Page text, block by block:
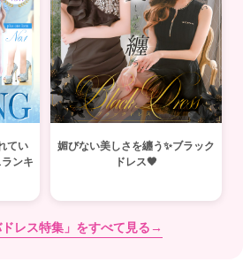
てい
ンキ
媚びない美しさを纏う✨ブラック
ドレス🖤
ドレス特集」をすべて見る→